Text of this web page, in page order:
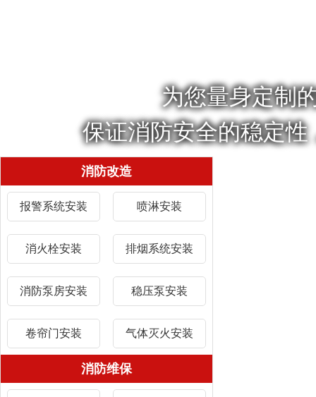
为您量身定制
保证消防安全的稳定
消防改造
报警系统安装 喷淋安装
消火栓安装 排烟系统安装
消防泵房安装 稳压泵安装
卷帘门安装 气体灭火安装
消防维保